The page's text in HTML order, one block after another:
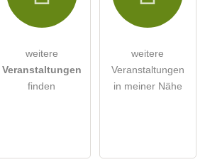
habe ich zur Kenntnis genommen.
Sie, öffentliche Fragen sindfür alle
eine
zu stellen
weitere
Veranstaltungen
finden
weitere
Veranstaltungen
in meiner Nähe